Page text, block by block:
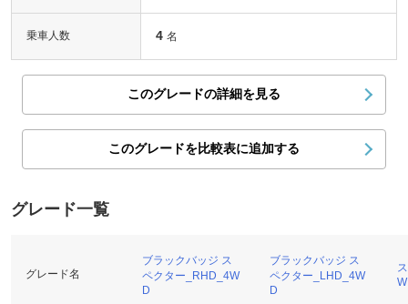
乗車人数 4 名
このグレードの詳細を見る
このグレードを比較表に追加する
グレード一覧
グレード名
ブラックバッジ ス
ペクター_RHD_4W
D
ブラックバッジ ス
ペクター_LHD_4W
D